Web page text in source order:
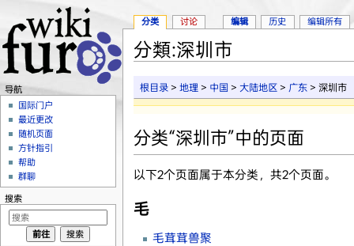
分類:深圳市
根目录 >地理 > 中国 >大陆地区 > 广东 > 深圳市
分类“深圳市”中的页面
以下2个页面属于本分类，共2个页面。
毛
毛茸茸兽聚
分类 讨论 编辑 历史 编辑所有
导航
国际门户
最近更改
随机页面
方针指引
帮助
群聊
搜索